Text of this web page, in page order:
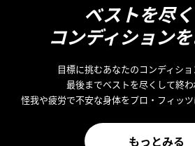
ベストを尽
コンディション
目標に挑むあなたのコンディショ
最後までベストを尽くして終わ
怪我や疲労で不安な身体をプロ・フィッツ
もっとみる